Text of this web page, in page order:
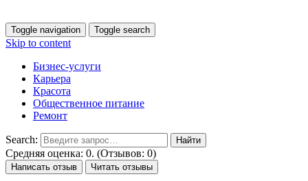
Toggle navigation Toggle search
Skip to content
Бизнес-услуги
Карьера
Красота
Общественное питание
Ремонт
Search:
Средняя оценка: 0. (Отзывов: 0)
Написать отзыв Читать отзывы